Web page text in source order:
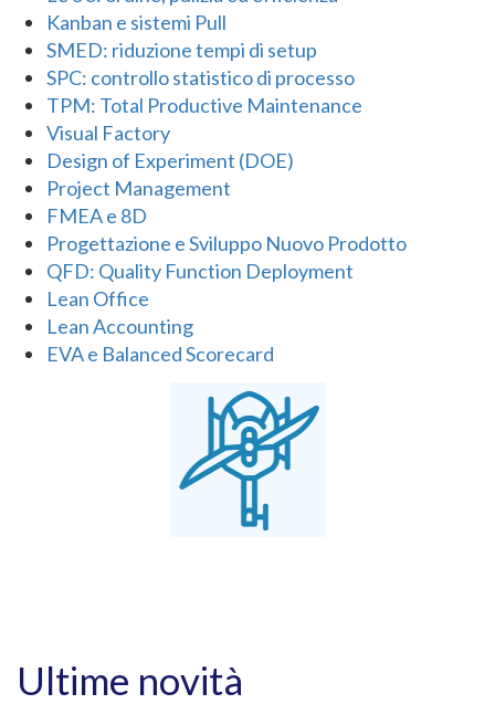
Kanban e sistemi Pull
SMED: riduzione tempi di setup
SPC: controllo statistico di processo
TPM: Total Productive Maintenance
Visual Factory
Design of Experiment (DOE)
Project Management
FMEA e 8D
Progettazione e Sviluppo Nuovo Prodotto
QFD: Quality Function Deployment
Lean Office
Lean Accounting
EVA e Balanced Scorecard
Ultime novità